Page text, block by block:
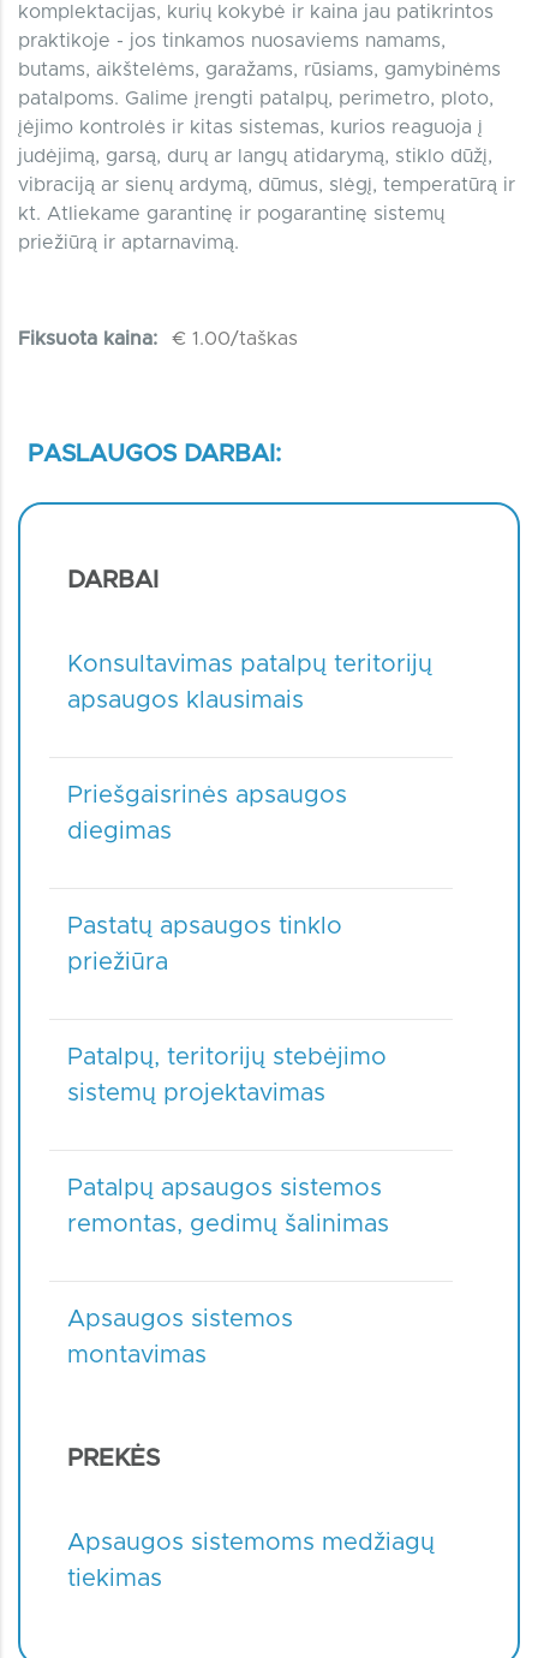
komplektacijas, kurių kokybė ir kaina jau patikrintos
praktikoje - jos tinkamos nuosaviems namams,
butams, aikštelėms, garažams, rūsiams, gamybinėms
patalpoms. Galime įrengti patalpų, perimetro, ploto,
įėjimo kontrolės ir kitas sistemas, kurios reaguoja į
judėjimą, garsą, durų ar langų atidarymą, stiklo dūžį,
vibraciją ar sienų ardymą, dūmus, slėgį, temperatūrą ir
kt. Atliekame garantinę ir pogarantinę sistemų
priežiūrą ir aptarnavimą.
Fiksuota kaina: € 1.00/taškas
PASLAUGOS DARBAI:
DARBAI
Konsultavimas patalpų teritorijų
apsaugos klausimais
Priešgaisrinės apsaugos
diegimas
Pastatų apsaugos tinklo
priežiūra
Patalpų, teritorijų stebėjimo
sistemų projektavimas
Patalpų apsaugos sistemos
remontas, gedimų šalinimas
Apsaugos sistemos
montavimas
PREKĖS
Apsaugos sistemoms medžiagų
tiekimas